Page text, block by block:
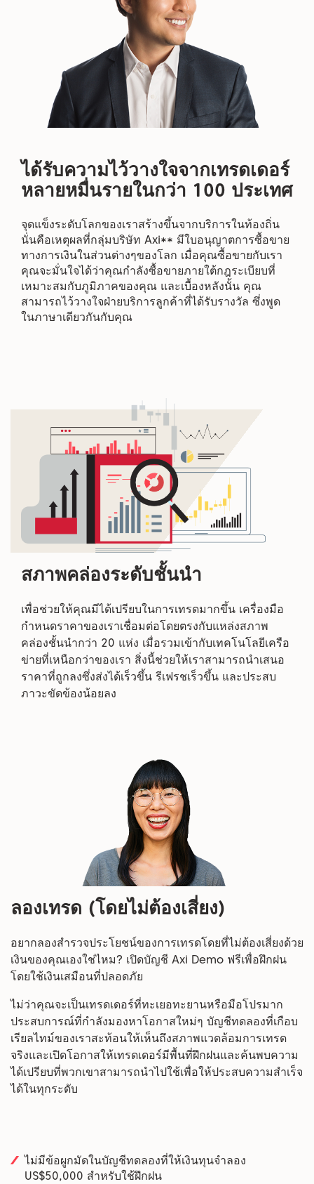
ได้รับความไว้วางใจจากเทรดเดอร์
หลายหมื่นรายในกว่า 100 ประเทศ
จุดแข็งระดับโลกของเราสร้างขึ้นจากบริการในท้องถิ่น
นั่นคือเหตุผลที่กลุ่มบริษัท Axi** มีใบอนุญาตการซื้อขาย
ทางการเงินในส่วนต่างๆของโลก เมื่อคุณซื้อขายกับเรา
คุณจะมั่นใจได้ว่าคุณกำลังซื้อขายภายใต้กฎระเบียบที่
เหมาะสมกับภูมิภาคของคุณ และเบื้องหลังนั้น คุณ
สามารถไว้วางใจฝ่ายบริการลูกค้าที่ได้รับรางวัล ซึ่งพูด
ในภาษาเดียวกันกับคุณ
สภาพคล่องระดับชั้นนำ
เพื่อช่วยให้คุณมีได้เปรียบในการเทรดมากขึ้น เครื่องมือ
กำหนดราคาของเราเชื่อมต่อโดยตรงกับแหล่งสภาพ
คล่องชั้นนำกว่า 20 แห่ง เมื่อรวมเข้ากับเทคโนโลยีเครือ
ข่ายที่เหนือกว่าของเรา สิ่งนี้ช่วยให้เราสามารถนำเสนอ
ราคาที่ถูกลงซึ่งส่งได้เร็วขึ้น รีเฟรชเร็วขึ้น และประสบ
ภาวะขัดข้องน้อยลง
ลองเทรด (โดยไม่ต้องเสี่ยง)
อยากลองสำรวจประโยชน์ของการเทรดโดยที่ไม่ต้องเสี่ยงด้วย
เงินของคุณเองใช่ไหม? เปิดบัญชี Axi Demo ฟรีเพื่อฝึกฝน
โดยใช้เงินเสมือนที่ปลอดภัย
ไม่ว่าคุณจะเป็นเทรดเดอร์ที่ทะเยอทะยานหรือมือโปรมาก
ประสบการณ์ที่กำลังมองหาโอกาสใหม่ๆ บัญชีทดลองที่เกือบ
เรียลไทม์ของเราสะท้อนให้เห็นถึงสภาพแวดล้อมการเทรด
จริงและเปิดโอกาสให้เทรดเดอร์มีพื้นที่ฝึกฝนและค้นพบความ
ได้เปรียบที่พวกเขาสามารถนำไปใช้เพื่อให้ประสบความสำเร็จ
ได้ในทุกระดับ
ไม่มีข้อผูกมัดในบัญชีทดลองที่ให้เงินทุนจำลอง
US$50,000 สำหรับใช้ฝึกฝน